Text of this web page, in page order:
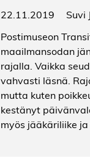
22.11.2019
Suvi
Postimuseon
maailmansodan
rajalla. Vaikka
vahvasti läsnä.
mutta kuten
kestänyt
myös jääkäriliike